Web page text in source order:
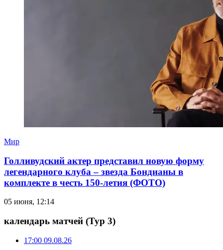
Мир
Голливудский актер представил новую форму
легендарного клуба – звезда Бондианы в
комплекте в честь 150-летия (ФОТО)
05 июня, 12:14
календарь матчей (Тур 3)
17:00 09.08.26